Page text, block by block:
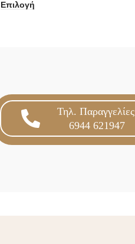
Επιλογή
Τηλ.
6944 621947